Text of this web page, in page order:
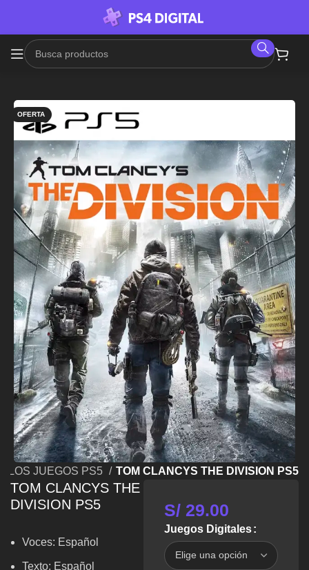
OFERTA
LOS JUEGOS PS5 TOM CLANCYS THE DIVISION PS5
TOM CLANCYS THE
DIVISION PS5
Voces: Español
Texto: Español
S/29.00
Juegos Digitales